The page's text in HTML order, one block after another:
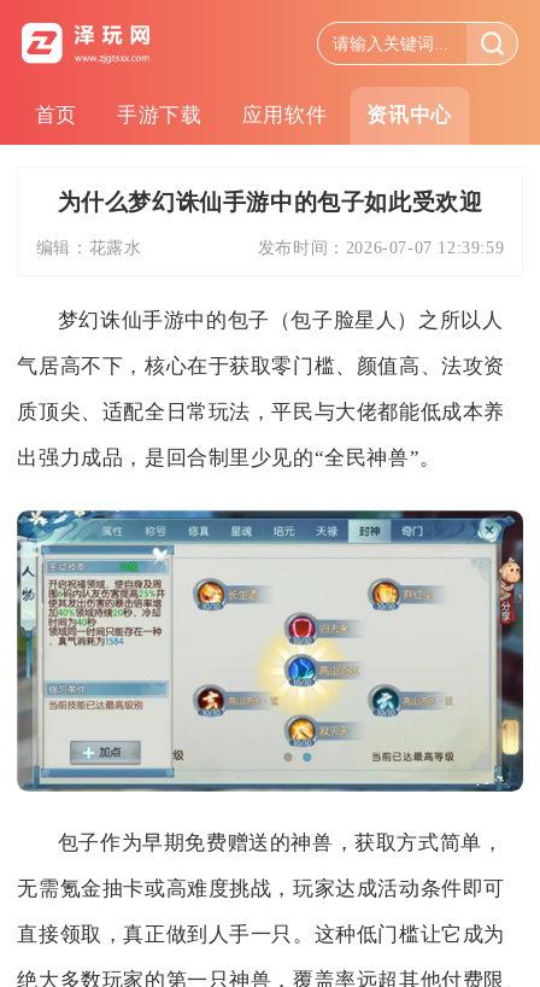
首页 手游下载 应用软件 资讯中心
为什么梦幻诛仙手游中的包子如此受欢迎
编辑： 花露水 发布时间： 2026-07-07 12:39:59
梦幻诛仙手游中的包子（包子脸星人）之所以人
气居高不下，核心在于获取零门槛、颜值高、法攻资
质顶尖、适配全日常玩法，平民与大佬都能低成本养
出强力成品，是回合制里少见的“全民神兽”。
包子作为早期免费赠送的神兽，获取方式简单，
无需氪金抽卡或高难度挑战，玩家达成活动条件即可
直接领取，真正做到人手一只。这种低门槛让它成为
绝大多数玩家的第一只神兽，覆盖率远超其他付费限